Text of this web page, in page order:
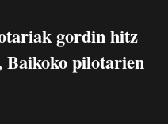
gordin hitz
pilotarien